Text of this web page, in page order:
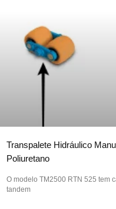
Transpalete Hidráulico
Poliuretano
O modelo TM2500 RTN 525 tem
tandem